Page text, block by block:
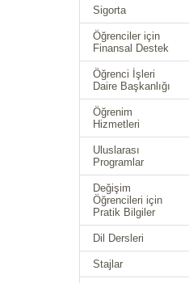
Sigorta
Öğrenciler için
Finansal Destek
Öğrenci İşleri
Daire Başkanlığı
Öğrenim
Hizmetleri
Uluslarası
Programlar
Değişim
Öğrencileri için
Pratik Bilgiler
Dil Dersleri
Stajlar